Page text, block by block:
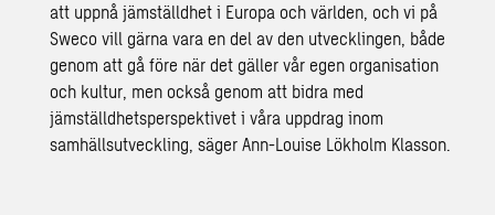
att uppnå jämställdhet i Europa och världen, och vi på
Sweco vill gärna vara en del av den utvecklingen, både
genom att gå före när det gäller vår egen organisation
och kultur, men också genom att bidra med
jämställdhetsperspektivet i våra uppdrag inom
samhällsutveckling, säger Ann-Louise Lökholm Klasson.